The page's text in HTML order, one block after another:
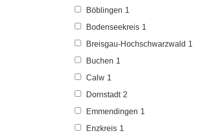
Böblingen 1
Bodenseekreis 1
Breisgau-Hochschwarzwald 1
Buchen 1
Calw 1
Dornstadt 2
Emmendingen 1
Enzkreis 1